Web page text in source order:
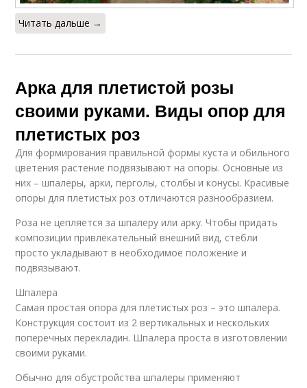
Читать дальше →
Арка для плетистой розы
своими руками. Виды опор для
плетистых роз
Для формирования правильной формы куста и обильного
цветения растение подвязывают на опоры. Основные из
них – шпалеры, арки, перголы, столбы и конусы. Красивые
опоры для плетистых роз отличаются разнообразием.
Роза не цепляется за шпалеру или арку. Чтобы придать
композиции привлекательный внешний вид, стебли
просто укладывают в необходимое положение и
подвязывают.
Шпалера
Самая простая опора для плетистых роз – это шпалера.
Конструкция состоит из 2 вертикальных и нескольких
поперечных перекладин. Шпалера проста в изготовлении
своими руками.
Обычно для обустройства шпалеры применяют